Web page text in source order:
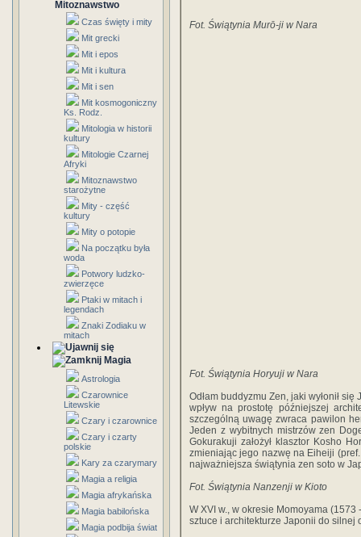
Mitoznawstwo
Czas święty i mity
Mit grecki
Mit i epos
Mit i kultura
Mit i sen
Mit kosmogoniczny
Ks. Rodz.
Mitologia w historii
kultury
Mitologie Czarnej
Afryki
Mitoznawstwo
starożytne
Mity - część
kultury
Mity o potopie
Na początku była
woda
Potwory ludzko-
zwierzęce
Ptaki w mitach i
legendach
Znaki Zodiaku w
mitach
Magia
Astrologia
Czarownice
Litewskie
Czary i czarownice
Czary i czarty
polskie
Kary za czarymary
Magia a religia
Magia afrykańska
Magia babilońska
Magia podbija świat
Fot. Świątynia Murō-ji w Nara
Fot. Świątynia Horyuji w Nara
Odłam buddyzmu Zen, jaki wyłonił
wpływ na prostotę późniejszej
szczególną uwagę zwraca pawilon
Jeden z wybitnych mistrzów zen
Gokurakuji założył klasztor Kosho
zmieniając jego nazwę na Eiheiji
najważniejsza świątynia zen soto w
Fot. Świątynia Nanzenji w Kioto
W XVI w., w okresie Momoyama
sztuce i architekturze Japonii do silnej